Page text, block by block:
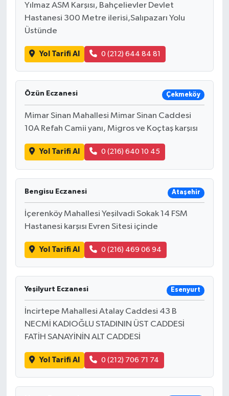
Yılmaz ASM Karşısı, Bahçelievler Devlet
Hastanesi 300 Metre ilerisi,Salıpazarı Yolu
Üstünde
Yol Tarifi Al 0 (212) 644 84 81
Özün Eczanesi Çekmeköy
Mimar Sinan Mahallesi Mimar Sinan Caddesi
10A Refah Camii yanı, Migros ve Koçtaş karşısı
Yol Tarifi Al 0 (216) 640 10 45
Bengisu Eczanesi Ataşehir
İçerenköy Mahallesi Yeşilvadi Sokak 14 FSM
Hastanesi karşısı Evren Sitesi içinde
Yol Tarifi Al 0 (216) 469 06 94
Yeşilyurt Eczanesi Esenyurt
İncirtepe Mahallesi Atalay Caddesi 43 B
NECMİ KADIOĞLU STADININ ÜST CADDESİ
FATİH SANAYİNİN ALT CADDESİ
Yol Tarifi Al 0 (212) 706 71 74